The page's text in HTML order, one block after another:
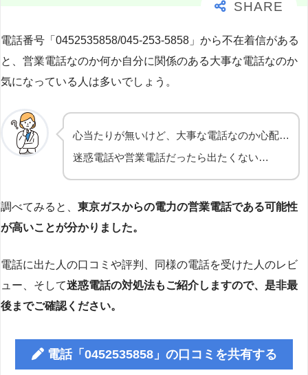
電話番号「0452535858/045-253-5858」から不在着信がある
と、営業電話なのか何か自分に関係のある大事な電話なのか
気になっている人は多いでしょう。
心当たりが無いけど、大事な電話なのか心配…
迷惑電話や営業電話だったら出たくない…
調べてみると、 東京ガスからの電力の営業電話である可能性
が高いことが分かりました。
電話に出た人の口コミや評判、同様の電話を受けた人のレビ
ュー、そして迷惑電話の対処法もご紹介しますので、是非最
後までご確認ください。
電話「0452535858」の口コミを共有する